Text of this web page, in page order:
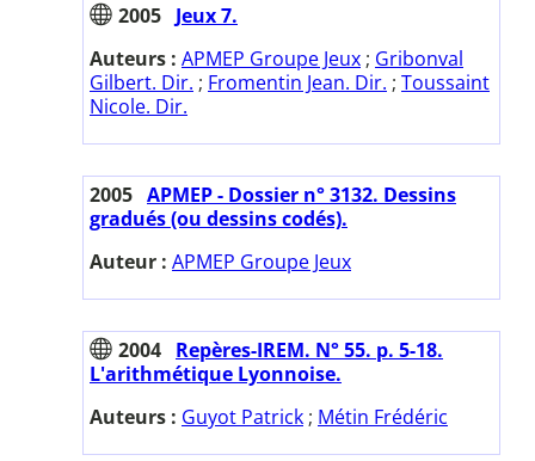
2005 Jeux 7.
Auteurs : APMEP Groupe Jeux ; Gribonval
Gilbert. Dir. ; Fromentin Jean. Dir. ; Toussaint
Nicole. Dir.
2005 APMEP - Dossier n° 3132. Dessins
gradués (ou dessins codés).
Auteur : APMEP Groupe Jeux
2004 Repères-IREM. N° 55. p. 5-18.
L'arithmétique Lyonnoise.
Auteurs : Guyot Patrick ; Métin Frédéric